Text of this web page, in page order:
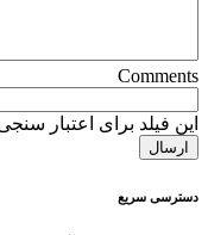
Comments
این فیلد برای اعتبار
دسترسی سریع